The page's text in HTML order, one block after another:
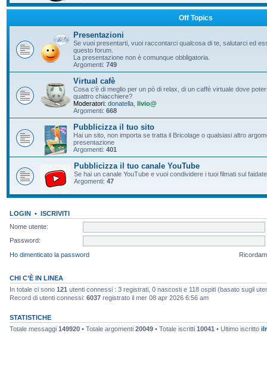
Off Topics
Presentazioni
Se vuoi presentarti, vuoi raccontarci qualcosa di te, salutarci ed
questo forum.
La presentazione non è comunque obbligatoria.
Argomenti: 749
Virtual cafè
Cosa c'è di meglio per un pò di relax, di un caffè virtuale dove
quattro chiacchiere?
Moderatori: donatella livio@
Argomenti: 668
Pubblicizza il tuo sito
Hai un sito, non importa se tratta il Bricolage o qualsiasi altro
presentazione
Argomenti: 401
Pubblicizza il tuo canale YouTube
Se hai un canale YouTube e vuoi condividere i tuoi filmati sul
Argomenti: 47
LOGIN • ISCRIVITI
Nome utente:
Password:
Ho dimenticato la password
CHI C’È IN LINEA
In totale ci sono 121 utenti connessi : 3 registrati, 0 nascosti e 118 ospiti (basato sugli
Record di utenti connessi: 6037 registrato il mer 08 apr 2026 6:56 am
STATISTICHE
Totale messaggi 149920 • Totale argomenti 20049 • Totale iscritti 10041 • Ultimo iscritto